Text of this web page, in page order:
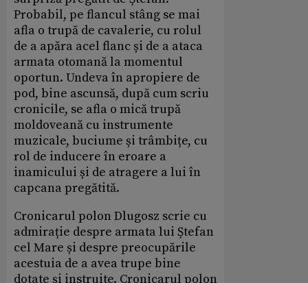
Probabil, pe flancul stâng se mai
afla o trupă de cavalerie, cu rolul
de a apăra acel flanc și de a ataca
armata otomană la momentul
oportun. Undeva în apropiere de
pod, bine ascunsă, după cum scriu
cronicile, se afla o mică trupă
moldoveană cu instrumente
muzicale, buciume și trâmbițe, cu
rol de inducere în eroare a
inamicului și de atragere a lui în
capcana pregătită.
Cronicarul polon Dlugosz scrie cu
admirație despre armata lui Ștefan
cel Mare și despre preocupările
acestuia de a avea trupe bine
dotate și instruite. Cronicarul polon